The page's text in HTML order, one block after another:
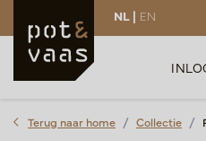
NL | EN
Terug naar home Collectie